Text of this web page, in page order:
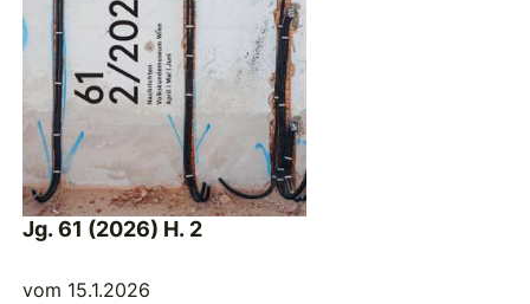
Jg. 61 (2026) H. 2
vom 15.1.2026